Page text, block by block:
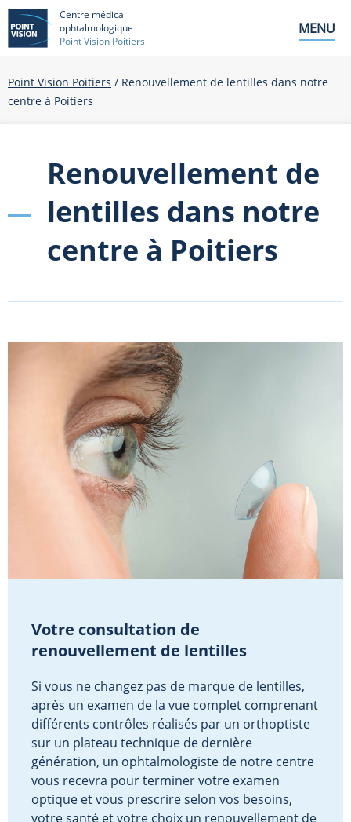
Centre médical
ophtalmologique
Point Vision Poitiers
MENU
Point Vision Poitiers / Renouvellement de lentilles dans notre
centre à Poitiers
Renouvellement de
lentilles dans notre
centre à Poitiers
Votre consultation de
renouvellement de lentilles
Si vous ne changez pas de marque de lentilles,
après un examen de la vue complet comprenant
différents contrôles réalisés par un orthoptiste
sur un plateau technique de dernière
génération, un ophtalmologiste de notre centre
vous recevra pour terminer votre examen
optique et vous prescrire selon vos besoins,
votre santé et votre choix un renouvellement de